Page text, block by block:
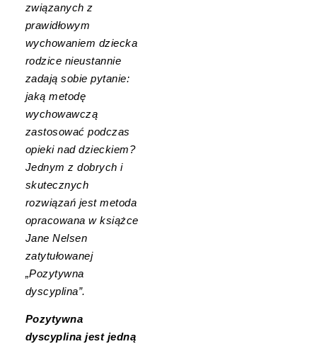
związanych z
prawidłowym
wychowaniem dziecka
rodzice nieustannie
zadają sobie pytanie:
jaką metodę
wychowawczą
zastosować podczas
opieki nad dzieckiem?
Jednym z dobrych i
skutecznych
rozwiązań jest metoda
opracowana w książce
Jane Nelsen
zatytułowanej
„Pozytywna
dyscyplina”.
Pozytywna
dyscyplina jest jedną